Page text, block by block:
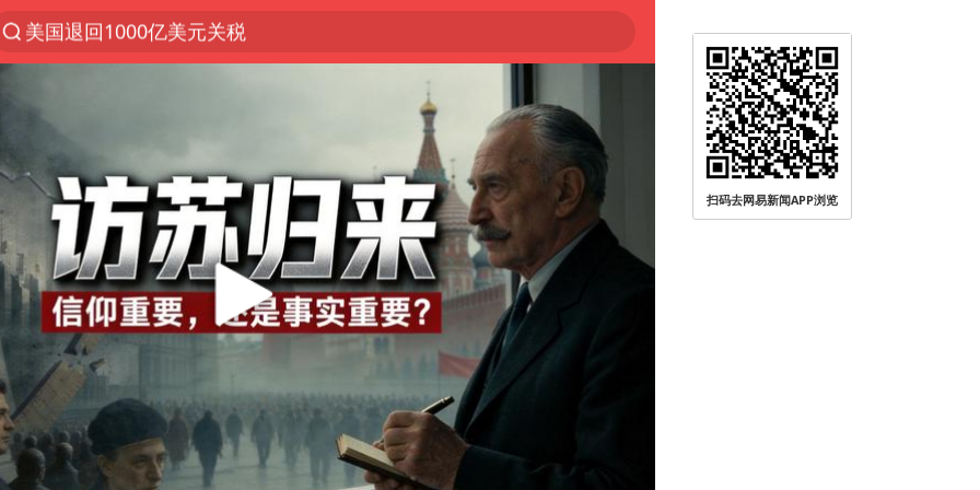
美国退回1000亿美元关税
李亚鹏向地铁吐血女孩捐99999元
被泰航拒载中国乘客：免费改签没兑现
逃犯看演唱会 刚出地铁就被逮住
台风白海豚或在华东沿海登陆
日本籍女网红在韩直播时自杀身亡
香港殿堂级填词人黎彼得因病离世 终年76岁
FIFA官方支持因凡蒂诺
南大数院院长疑辞职信里写不想干了
41岁女子为鼓励女儿考上985研究生
扫码去网易新闻APP浏览